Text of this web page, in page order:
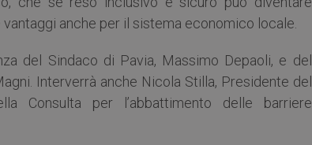
anche per il sistema economico locale.
del Sindaco di Pavia, Massimo Depaoli, e del
Interverrà anche Nicola Stilla, Presidente del
Consulta per l’abbattimento delle barriere